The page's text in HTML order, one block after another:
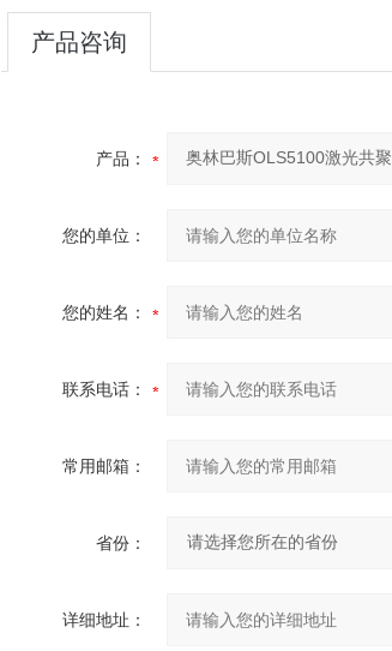
产品咨询
产品：
您的单位：
您的姓名：
联系电话：
常用邮箱：
省份：
详细地址：